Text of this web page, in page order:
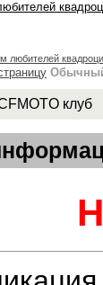
любителей
клуб